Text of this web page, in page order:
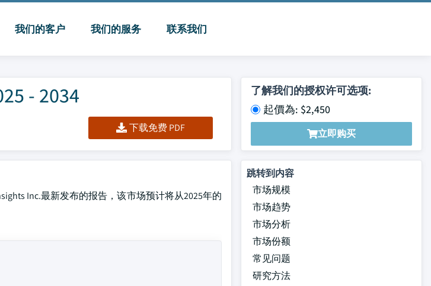
我们的客户 我们的服务 联系我们
- 2034
下载免费 PDF
了解我们的授权许可选项:
起價為: $2,450
立即购买
Inc.最新发布的报告，该市场预计将从2025年的
跳转到内容
市场规模
市场趋势
市场分析
市场份额
常见问题
研究方法